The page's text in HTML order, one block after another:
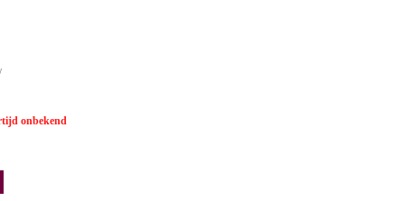
onbekend